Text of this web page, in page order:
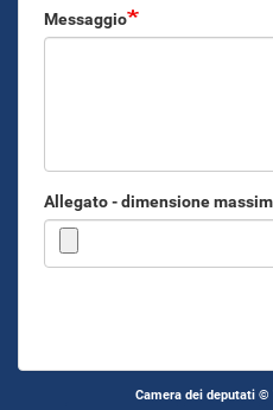
Messaggio
Allegato - dimensione
Camera dei deputati